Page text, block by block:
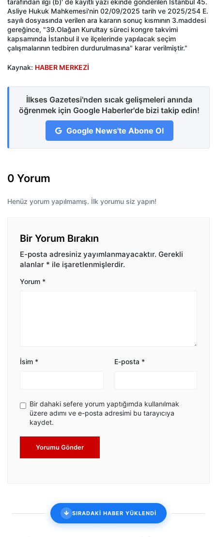
tarafından ilgi (b)' de kayıtlı yazı ekinde gönderilen İstanbul 45.
Asliye Hukuk Mahkemesi'nin 02/09/2025 tarih ve 2025/254 E.
sayılı dosyasında verilen ara kararın sonuç kısmının 3.maddesi
gereğince, "39.Olağan Kurultay süreci kongre takvimi
kapsamında İstanbul il ve ilçelerinde yapılacak seçim
çalışmalarının tedbiren durdurulmasına" karar verilmiştir."
Kaynak: HABER MERKEZİ
İlkses Gazetesi'nden sıcak gelişmeleri anında
öğrenmek için Google Haberler'de bizi takip edin!
Google News'te Abone Ol
0 Yorum
Henüz yorum yapılmamış. İlk yorumu siz yapın!
Bir Yorum Bırakın
E-posta adresiniz yayımlanmayacaktır. Gerekli
alanlar * ile işaretlenmişlerdir.
Yorum *
İsim * E-posta *
Bir dahaki sefere yorum yaptığımda kullanılmak
üzere adımı ve e-posta adresimi bu tarayıcıya
kaydet.
Yorumu Gönder
SIRADAKİ HABER YÜKLENDİ